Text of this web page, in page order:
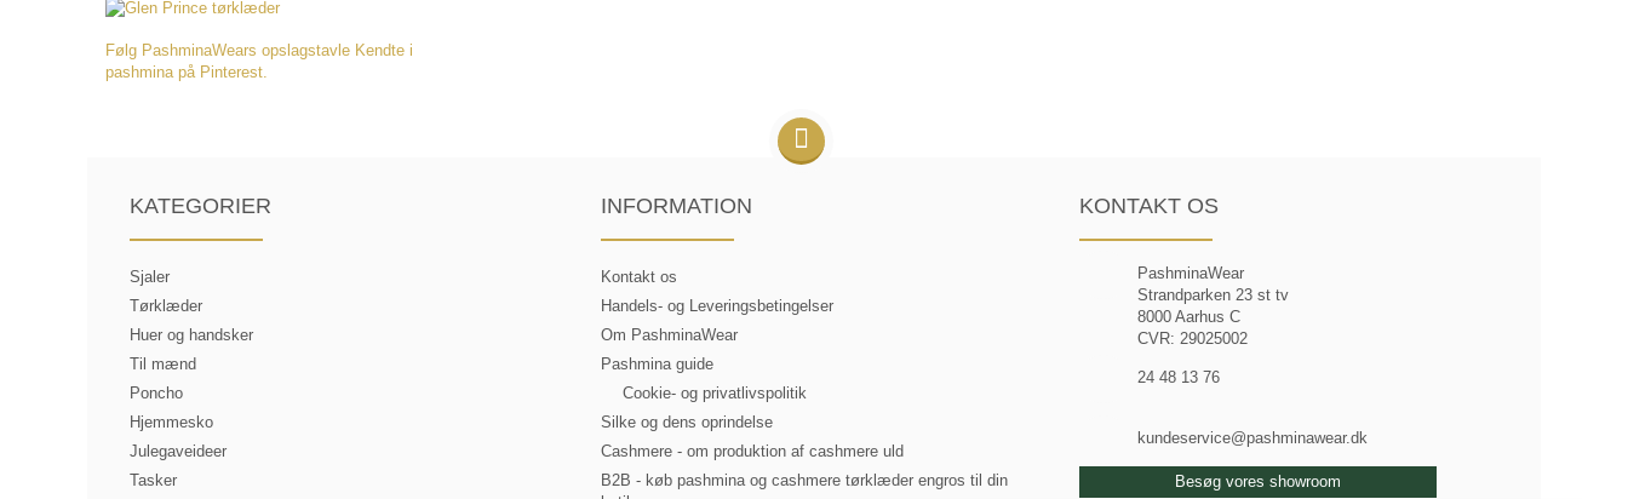
Følg PashminaWears opslagstavle Kendte i
pashmina på Pinterest.
KATEGORIER
Sjaler
Tørklæder
Huer og handsker
Til mænd
Poncho
Hjemmesko
Julegaveideer
Tasker
INFORMATION
Kontakt os
Handels- og Leveringsbetingelser
Om PashminaWear
Pashmina guide
Cookie- og privatlivspolitik
Silke og dens oprindelse
Cashmere - om produktion af cashmere uld
B2B - køb pashmina og cashmere tørklæder engros til din
KONTAKT OS
PashminaWear
Strandparken 23 st tv
8000 Aarhus C
CVR: 29025002
24 48 13 76
kundeservice@pashminawear.dk
Besøg vores showroom